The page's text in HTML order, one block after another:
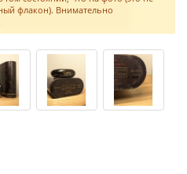
флакон). Внимательно